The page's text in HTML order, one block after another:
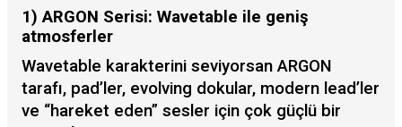
1) ARGON Serisi: Wavetable ile geniş
atmosferler
Wavetable karakterini seviyorsan ARGON
tarafı, pad’ler, evolving dokular, modern lead’ler
ve “hareket eden” sesler için çok güçlü bir